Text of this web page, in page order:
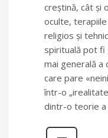
creştină, cât şi
oculte,
religios şi
spirituală pot
mai generală
care pare
într-o
dintr-o teorie a